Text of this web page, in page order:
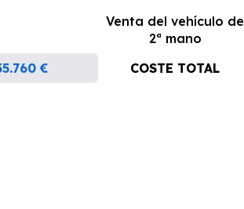
Venta del vehículo de
2ª mano
€ COSTE TOTAL